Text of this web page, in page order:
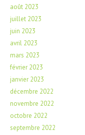
août 2023
juillet 2023
juin 2023
avril 2023
mars 2023
février 2023
janvier 2023
décembre 2022
novembre 2022
octobre 2022
septembre 2022